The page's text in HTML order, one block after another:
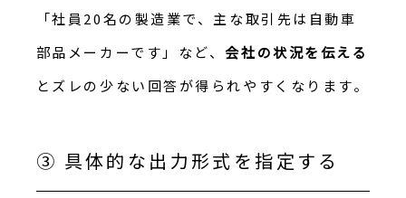
「社員20名の製造業で、主な取引先は自動車
部品メーカーです」など、会社の状況を伝える
とズレの少ない回答が得られやすくなります。
③ 具体的な出力形式を指定する